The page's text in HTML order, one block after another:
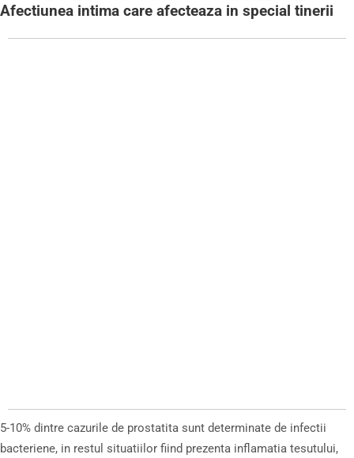
Afectiunea intima care afecteaza in special tinerii
5-10% dintre cazurile de prostatita sunt determinate de infectii
bacteriene, in restul situatiilor fiind prezenta inflamatia tesutului,